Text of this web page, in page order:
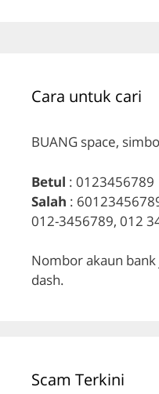
Cara untuk cari
BUANG space,
Betul : 0123456789
Salah :
012-3456789, 012
Nombor akaun bank
dash.
Scam Terkini